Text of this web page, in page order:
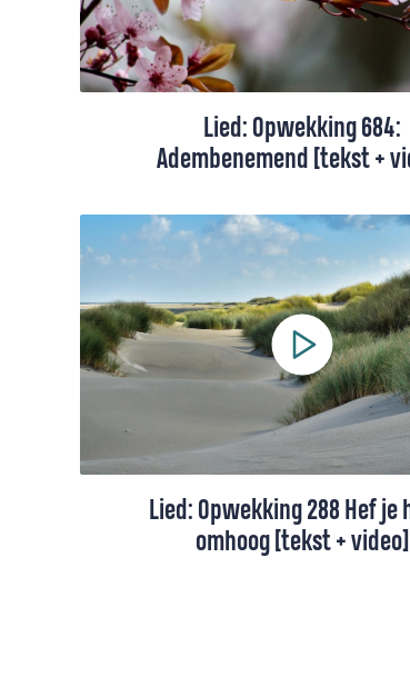
Lied: Opwekking 684:
Adembenemend [tekst +
Dit lied draait om één ding: de
van God en de Geest. We
Hij, ondanks Zijn grootheid,
komt.
Lied: Opwekking 288 Hef je
omhoog [tekst + video]